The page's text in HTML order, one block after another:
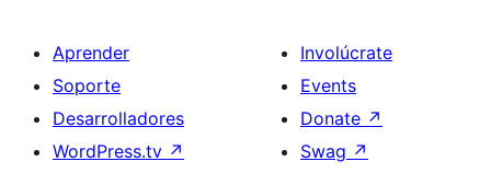
Aprender
Soporte
Desarrolladores
WordPress.tv ↗
Involúcrate
Events
Donate ↗
Swag ↗